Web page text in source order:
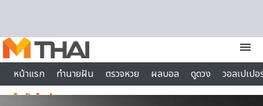
menu
หน้าแรก
ทำนายฝัน ตรวจหวย ผลบอล ดูดวง
วอลเปเป
ไลฟ์สไตล์